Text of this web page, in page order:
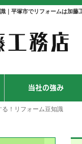
｜平塚市でリフォームは加藤
当社の強み
る！リフォーム豆知識